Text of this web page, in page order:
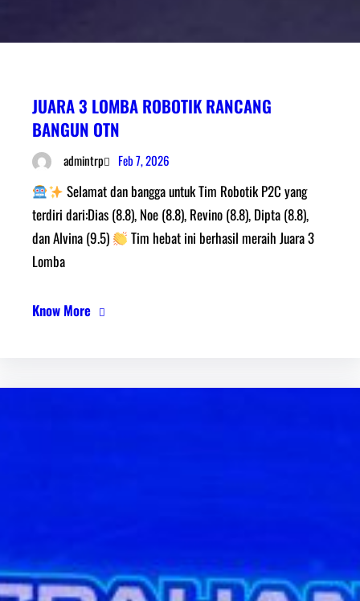
JUARA 3 LOMBA ROBOTIK RANCANG
BANGUN OTN
admintrp Feb 7, 2026
Selamat dan bangga untuk Tim Robotik P2C yang
terdiri dari:Dias (8.8), Noe (8.8), Revino (8.8), Dipta (8.8),
dan Alvina (9.5)
Tim hebat ini berhasil meraih Juara 3
Lomba
Know More